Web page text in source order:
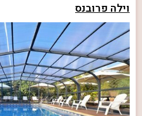
וילה פרובנס